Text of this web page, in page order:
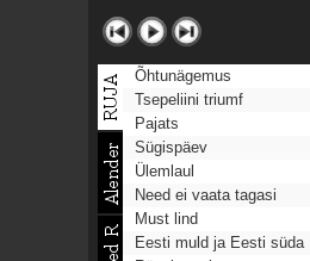
Õhtunägemus
Tsepeliini triumf
Pajats
Sügispäev
Ülemlaul
Need ei vaata tagasi
Must lind
Eesti muld ja Eesti süda